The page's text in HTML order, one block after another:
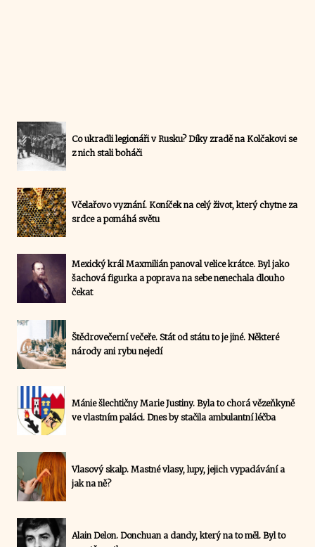
Co ukradli legionáři v Rusku? Díky zradě na Kolčakovi se
z nich stali boháči
Včelařovo vyznání. Koníček na celý život, který chytne za
srdce a pomáhá světu
Mexický král Maxmilián panoval velice krátce. Byl jako
šachová figurka a poprava na sebe nenechala dlouho
čekat
Štědrovečerní večeře. Stát od státu to je jiné. Některé
národy ani rybu nejedí
Mánie šlechtičny Marie Justiny. Byla to chorá vězeňkyně
ve vlastním paláci. Dnes by stačila ambulantní léčba
Vlasový skalp. Mastné vlasy, lupy, jejich vypadávání a
jak na ně?
Alain Delon. Donchuan a dandy, který na to měl. Byl to